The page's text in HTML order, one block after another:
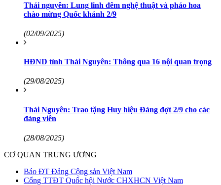
Thái nguyên: Lung linh đêm nghệ thuật và pháo hoa
chào mừng Quốc khánh 2/9
(02/09/2025)
HĐND tỉnh Thái Nguyên: Thông qua 16 nội quan trọng
(29/08/2025)
Thái Nguyên: Trao tặng Huy hiệu Đảng đợt 2/9 cho các
đảng viên
(28/08/2025)
CƠ QUAN TRUNG ƯƠNG
Báo ĐT Đảng Cộng sản Việt Nam
Cổng TTĐT Quốc hội Nước CHXHCN Việt Nam